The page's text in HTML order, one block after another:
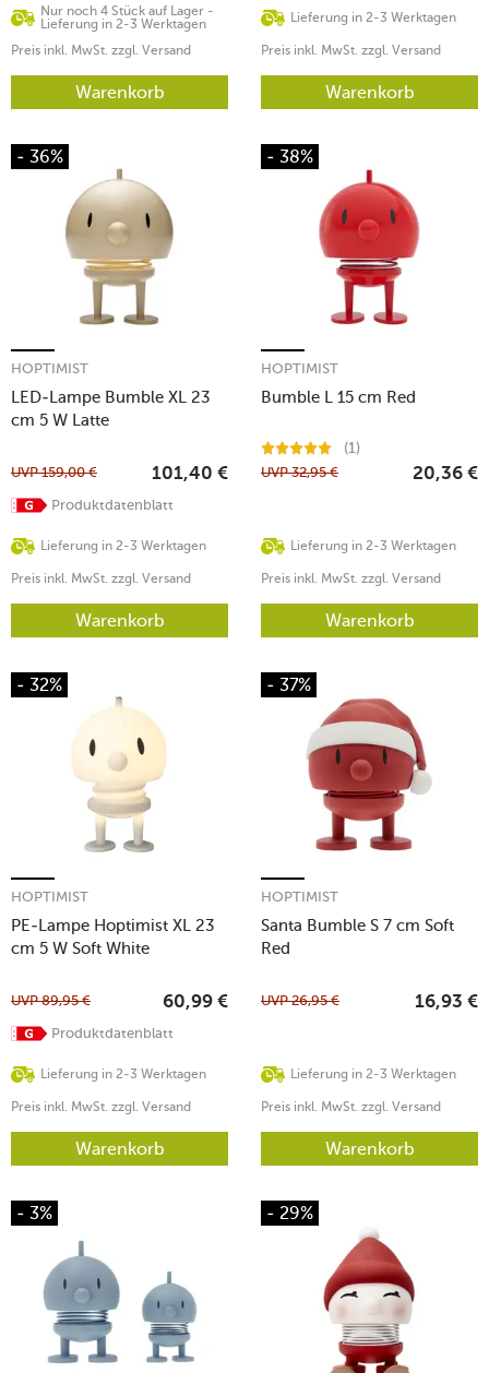
Nur noch 4 Stück auf Lager -
Lieferung in 2-3 Werktagen
Preis inkl. MwSt. zzgl. Versand
Warenkorb
Lieferung in 2-3 Werktagen
Preis inkl. MwSt. zzgl. Versand
Warenkorb
- 36%
LED-Lampe Bumble XL 23
cm 5 W Latte
HOPTIMIST
Lieferung in 2-3 Werktagen
UVP159,00 € 101,40 €
Preis inkl. MwSt. zzgl. Versand
Produktdatenblatt
Warenkorb
- 38%
Bumble L 15 cm Red
HOPTIMIST
(1)
Lieferung in 2-3 Werktagen
UVP32,95 € 20,36 €
Preis inkl. MwSt. zzgl. Versand
Warenkorb
- 32%
PE-Lampe Hoptimist XL 23
cm 5 W Soft White
HOPTIMIST
Lieferung in 2-3 Werktagen
UVP89,95 € 60,99 €
Preis inkl. MwSt. zzgl. Versand
Produktdatenblatt
Warenkorb
- 37%
Santa Bumble S 7 cm Soft
Red
HOPTIMIST
Lieferung in 2-3 Werktagen
UVP26,95 € 16,93 €
Preis inkl. MwSt. zzgl. Versand
Warenkorb
- 3% - 29%